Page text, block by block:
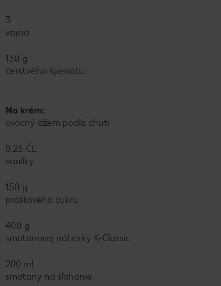
3
vajcia
130 g
čerstvého špenátu
Na krém:
ovocný džem podľa chuti
0.25 ČL
vanilky
150 g
práškového cukru
400 g
smotanovej nátierky K-Classic
200 ml
smotany na šľahanie